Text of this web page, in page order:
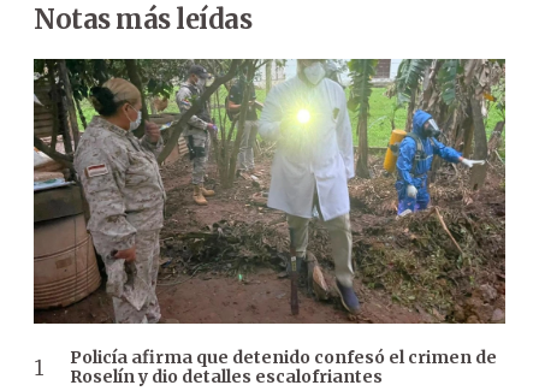
Notas más leídas
Policía afirma que detenido confesó el crimen de
Roselín y dio detalles escalofriantes